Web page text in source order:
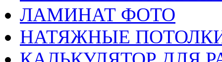
ЛАМИНАТ ФОТО
НАТЯЖНЫЕ